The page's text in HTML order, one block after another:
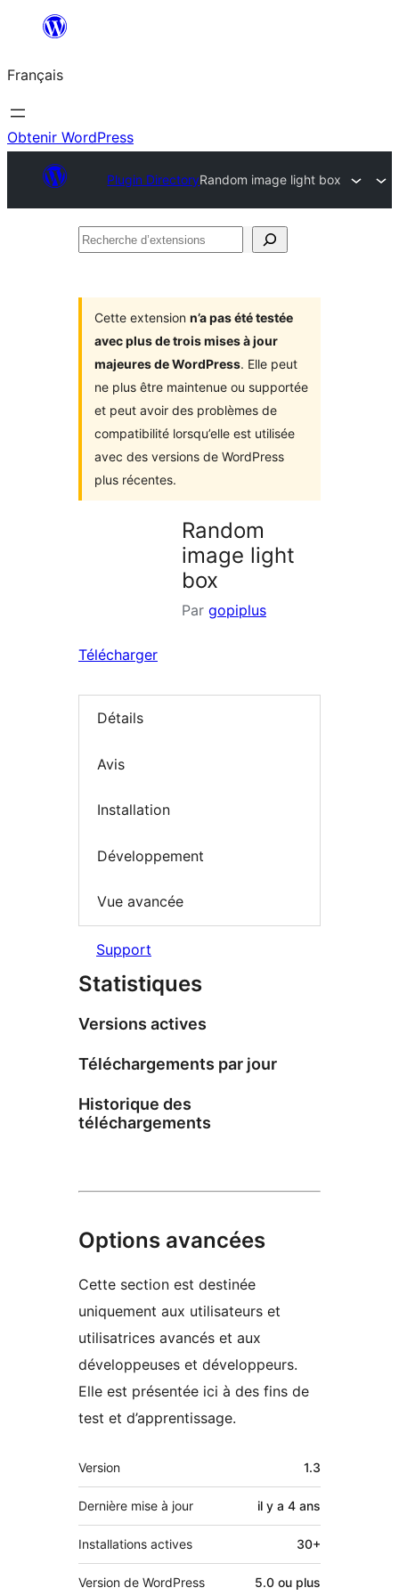
contenu
Français
Obtenir WordPress
Plugin DirectoryRandom image light box
Recherche
Cette extension n’a pas été testée
avec plus de trois mises à jour
majeures de WordPress. Elle peut
ne plus être maintenue ou supportée
et peut avoir des problèmes de
compatibilité lorsqu’elle est utilisée
avec des versions de WordPress
plus récentes.
Random
image light
box
Par gopiplus
Télécharger
Détails
Avis
Installation
Développement
Vue avancée
Support
Statistiques
Versions actives
Téléchargements par jour
Historique des
téléchargements
Options avancées
Cette section est destinée
uniquement aux utilisateurs et
utilisatrices avancés et aux
développeuses et développeurs.
Elle est présentée ici à des fins de
test et d’apprentissage.
Méta
Version 1.3
Dernière mise à jour il y a 4 ans
Installations actives 30+
Version de WordPress 5.0 ou plus